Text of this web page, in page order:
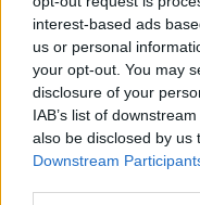
interest-based ads
us or personal
your opt-out. You may
disclosure of your
IAB’s list of
also be disclosed by us
Downstream
kellene
településeinket –
PODCAST 2 perc
Negatív
miképp